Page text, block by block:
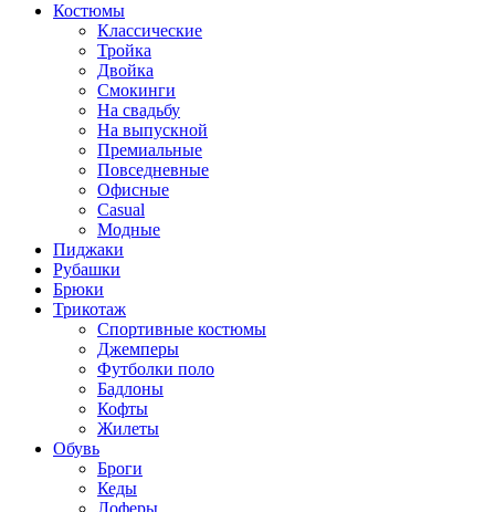
Костюмы
Классические
Тройка
Двойка
Смокинги
На свадьбу
На выпускной
Премиальные
Повседневные
Офисные
Casual
Модные
Пиджаки
Рубашки
Брюки
Трикотаж
Спортивные костюмы
Джемперы
Футболки поло
Бадлоны
Кофты
Жилеты
Обувь
Броги
Кеды
Лоферы